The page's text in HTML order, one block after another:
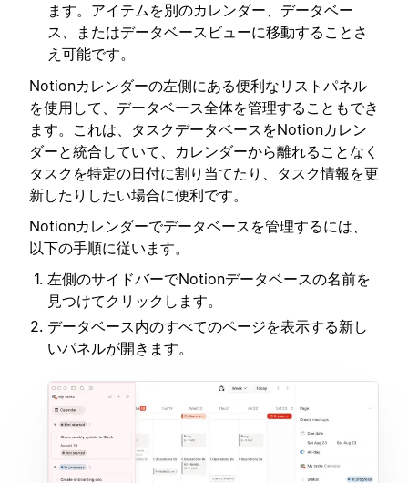
ます。アイテムを別のカレンダー、データベー
ス、またはデータベースビューに移動することさ
え可能です。
Notionカレンダーの左側にある便利なリストパネル
を使用して、データベース全体を管理することもでき
ます。これは、タスクデータベースをNotionカレン
ダーと統合していて、カレンダーから離れることなく
タスクを特定の日付に割り当てたり、タスク情報を更
新したりしたい場合に便利です。
Notionカレンダーでデータベースを管理するには、
以下の手順に従います。
左側のサイドバーでNotionデータベースの名前を
見つけてクリックします。
データベース内のすべてのページを表示する新し
いパネルが開きます。